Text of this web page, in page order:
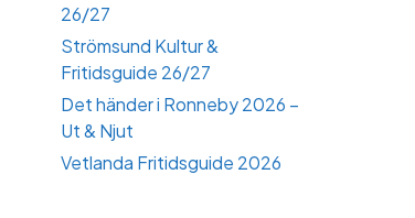
26/27
Strömsund Kultur &
Fritidsguide 26/27
Det händer i Ronneby 2026 –
Ut & Njut
Vetlanda Fritidsguide 2026